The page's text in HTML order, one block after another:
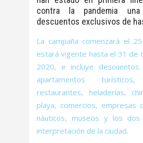
contra la pandemia
descuentos exclusivos de
La campaña comenzará el
estará vigente hasta el 31 de
2020, e incluye
apartamentos turísticos,
restaurantes, heladerías,
playa, comercios, empresas
náuticos, museos y los
interpretación de la ciudad.